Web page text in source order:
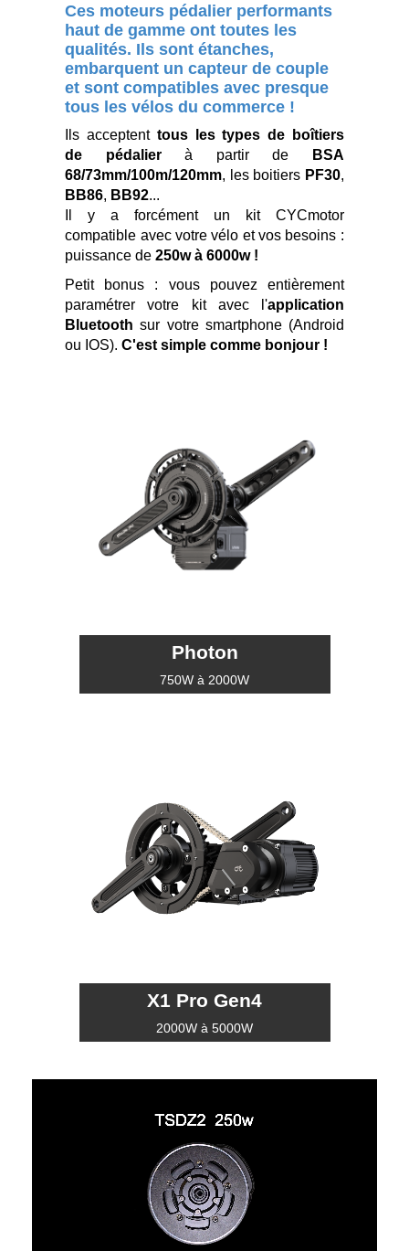
Ces moteurs pédalier performants
haut de gamme ont toutes les
qualités. Ils sont étanches,
embarquent un capteur de couple
et sont compatibles avec presque
tous les vélos du commerce !
Ils acceptent tous les types de boîtiers
de pédalierà partir de
BSA
68/73mm/100m/120mm, les boitiers PF30,
BB86, BB92...
Il y a forcément un kit CYCmotor
compatible avec votre vélo et vos besoins :
puissance de250w à 6000w !
Petit bonus : vous pouvez entièrement
paramétrer votre kit avec l'application
Bluetooth sur votre smartphone (Android
ou IOS).C'est simple comme bonjour !
Photon
750W à 2000W
X1 Pro Gen4
2000W à 5000W